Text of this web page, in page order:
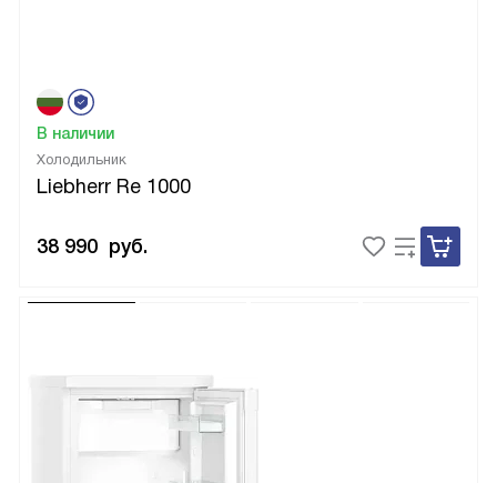
Холодильник
Liebherr Re 1000
В наличии
38 990 руб.